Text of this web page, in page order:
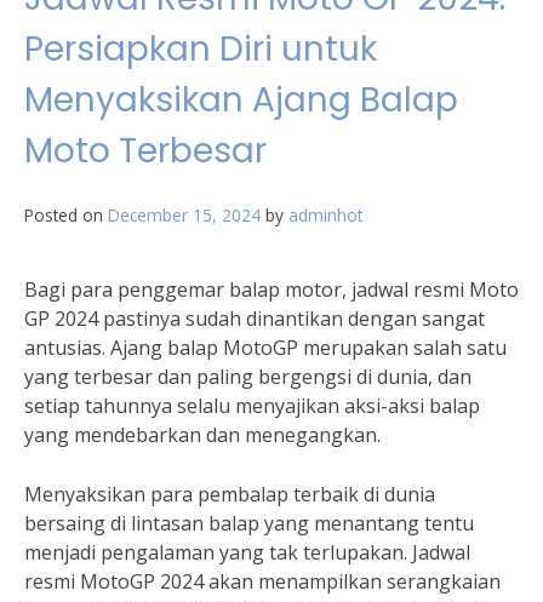
Persiapkan Diri untuk
Menyaksikan Ajang Balap
Moto Terbesar
Posted on December 15, 2024 by adminhot
Bagi para penggemar balap motor, jadwal resmi Moto
GP 2024 pastinya sudah dinantikan dengan sangat
antusias. Ajang balap MotoGP merupakan salah satu
yang terbesar dan paling bergengsi di dunia, dan
setiap tahunnya selalu menyajikan aksi-aksi balap
yang mendebarkan dan menegangkan.
Menyaksikan para pembalap terbaik di dunia
bersaing di lintasan balap yang menantang tentu
menjadi pengalaman yang tak terlupakan. Jadwal
resmi MotoGP 2024 akan menampilkan serangkaian